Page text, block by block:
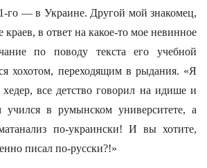
го — в Украине. Другой мой знакомец,
краев, в ответ на какое-то мое невинное
по поводу текста его учебной
хохотом, переходящим в рыдания. «Я
все детство говорил на идише и
учился в румынском университете, а
по-украински! И вы хотите,
писал по-русски?!»